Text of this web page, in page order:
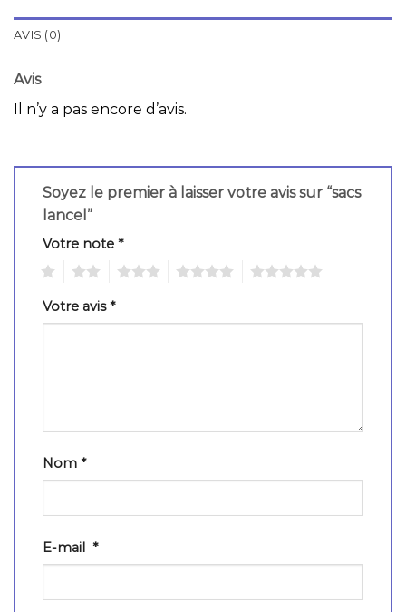
AVIS (0)
Avis
Il n’y a pas encore d’avis.
Soyez le premier à laisser votre avis sur “sacs
lancel”
Votre note *
Votre avis*
Nom *
E-mail *